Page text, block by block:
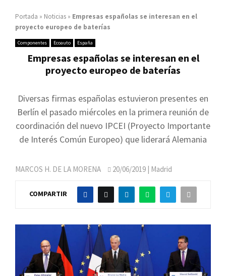
Portada » Noticias » Empresas españolas se interesan en el
proyecto europeo de baterías
Componentes Ecoauto España
Empresas españolas se interesan en el
proyecto europeo de baterías
Diversas firmas españolas estuvieron presentes en
Berlín el pasado miércoles en la primera reunión de
coordinación del nuevo IPCEI (Proyecto Importante
de Interés Común Europeo) que liderará Alemania
MARCOS H. DE LA MORENA 20/06/2019 | Madrid
COMPARTIR